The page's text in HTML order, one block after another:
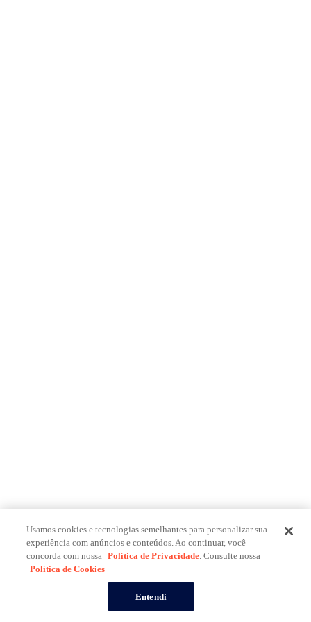
Usamos cookies e tecnologias semelhantes para personalizar sua
experiência com anúncios e conteúdos. Ao continuar, você
concorda com nossa Política de Privacidade. Consulte nossa
Política de Cookies
Entendi